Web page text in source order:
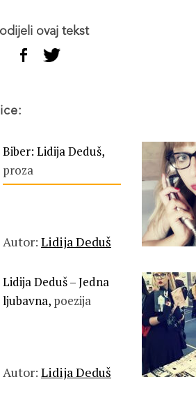
podijeli ovaj tekst
Biber: Lidija Deduš,
proza
Autor: Lidija Deduš
Lidija Deduš – Jedna
ljubavna, poezija
Autor: Lidija Deduš